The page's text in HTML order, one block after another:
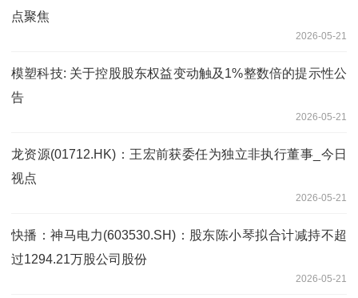
点聚焦
2026-05-21
模塑科技: 关于控股股东权益变动触及1%整数倍的提示性公
告
2026-05-21
龙资源(01712.HK)：王宏前获委任为独立非执行董事_今日
视点
2026-05-21
快播：神马电力(603530.SH)：股东陈小琴拟合计减持不超
过1294.21万股公司股份
2026-05-21